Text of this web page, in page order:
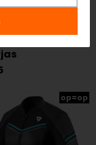
V2
op=op